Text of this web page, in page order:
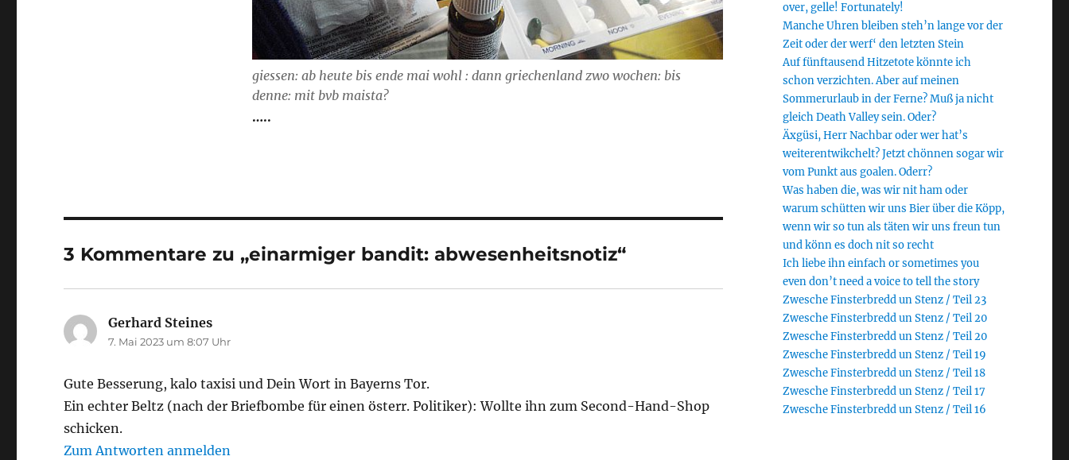
giessen: ab heute bis ende mai wohl : dann griechenland zwo wochen: bis
denne: mit bvb maista?
…..
3 Kommentare zu „einarmiger bandit: abwesenheitsnotiz“
Gerhard Steines
7. Mai 2023 um 8:07 Uhr
Gute Besserung, kalo taxisi und Dein Wort in Bayerns Tor.
Ein echter Beltz (nach der Briefbombe für einen österr. Politiker): Wollte ihn zum Second-Hand-Shop
schicken.
Zum Antworten anmelden
over, gelle! Fortunately!
Manche Uhren bleiben steh’n lange vor der
Zeit oder der werf‘ den letzten Stein
Auf fünftausend Hitzetote könnte ich
schon verzichten. Aber auf meinen
Sommerurlaub in der Ferne? Muß ja nicht
gleich Death Valley sein. Oder?
Äxgüsi, Herr Nachbar oder wer hat’s
weiterentwikchelt? Jetzt chönnen sogar wir
vom Punkt aus goalen. Oderr?
Was haben die, was wir nit ham oder
warum schütten wir uns Bier über die Köpp,
wenn wir so tun als täten wir uns freun tun
und könn es doch nit so recht
Ich liebe ihn einfach or sometimes you
even don’t need a voice to tell the story
Zwesche Finsterbredd un Stenz / Teil 23
Zwesche Finsterbredd un Stenz / Teil 20
Zwesche Finsterbredd un Stenz / Teil 20
Zwesche Finsterbredd un Stenz / Teil 19
Zwesche Finsterbredd un Stenz / Teil 18
Zwesche Finsterbredd un Stenz / Teil 17
Zwesche Finsterbredd un Stenz / Teil 16